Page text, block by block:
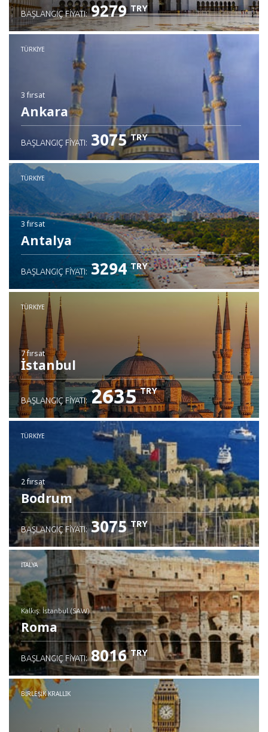
BAŞLANGIÇ FIYATI: 9279 TRY
TÜRKIYE
3 fırsat
Ankara
BAŞLANGIÇ FIYATI: 3075 TRY
TÜRKIYE
3 fırsat
Antalya
BAŞLANGIÇ FIYATI: 3294 TRY
TÜRKIYE
7 fırsat
İstanbul
BAŞLANGIÇ FIYATI: 2635 TRY
TÜRKIYE
2 fırsat
Bodrum
BAŞLANGIÇ FIYATI: 3075 TRY
İTALYA
Kalkış: İstanbul (SAW)
Roma
İncele
BAŞLANGIÇ FIYATI: 8016 TRY
BIRLEŞIK KRALLIK